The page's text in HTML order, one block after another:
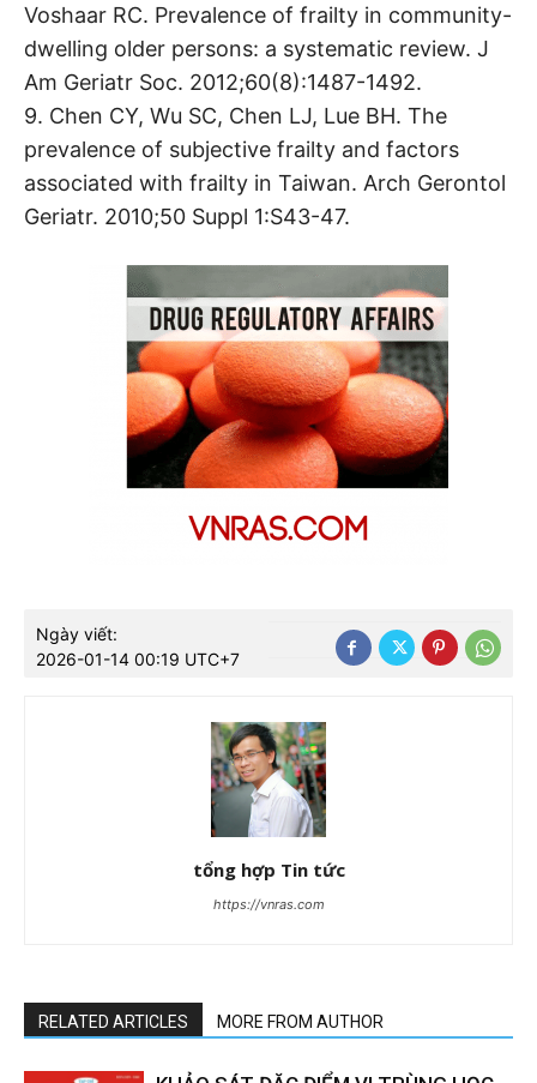
Voshaar RC. Prevalence of frailty in community-
dwelling older persons: a systematic review. J
Am Geriatr Soc. 2012;60(8):1487-1492.
9. Chen CY, Wu SC, Chen LJ, Lue BH. The
prevalence of subjective frailty and factors
associated with frailty in Taiwan. Arch Gerontol
Geriatr. 2010;50 Suppl 1:S43-47.
Ngày viết:
2026-01-14 00:19 UTC+7
tổng hợp Tin tức
https://vnras.com
RELATED ARTICLES MORE FROM AUTHOR